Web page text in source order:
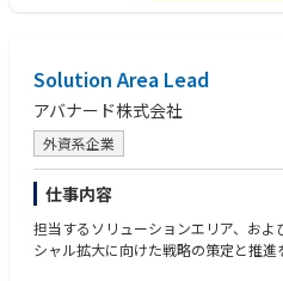
CRM、ERP、Power Platform、基幹
MicrosoftおよびAccenture Microsoft
o-Market戦略の構築
クロスオファリング・クロスソリュー
・営業支援
営業チームとの連携による提案活動
ソリューション設計・提案の監修と
■求める人物像
・組織およびビジネスのトランスフォ
れるタフさ、柔軟性の高さ
・プレイングマネージャー志向
・顧客志向の高さ（直接の顧客対応も
・日本市場の戦略と、グローバル・
を図れるバランス感覚のある方
・業界でのプレゼンスを高めるための
Solution Area Lead
アバナード株式会社
外資系企業
仕事内容
担当するソリューションエリア、お
シャル拡大に向けた戦略の策定と推進